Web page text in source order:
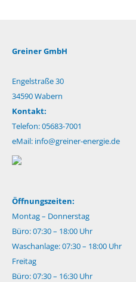
Greiner GmbH
Engelstraße 30
34590 Wabern
Kontakt:
Telefon: 05683-7001
eMail: info@greiner-energie.de
Öffnungszeiten:
Montag – Donnerstag
Büro: 07:30 – 18:00 Uhr
Waschanlage: 07:30 – 18:00 Uhr
Freitag
Büro: 07:30 – 16:30 Uhr